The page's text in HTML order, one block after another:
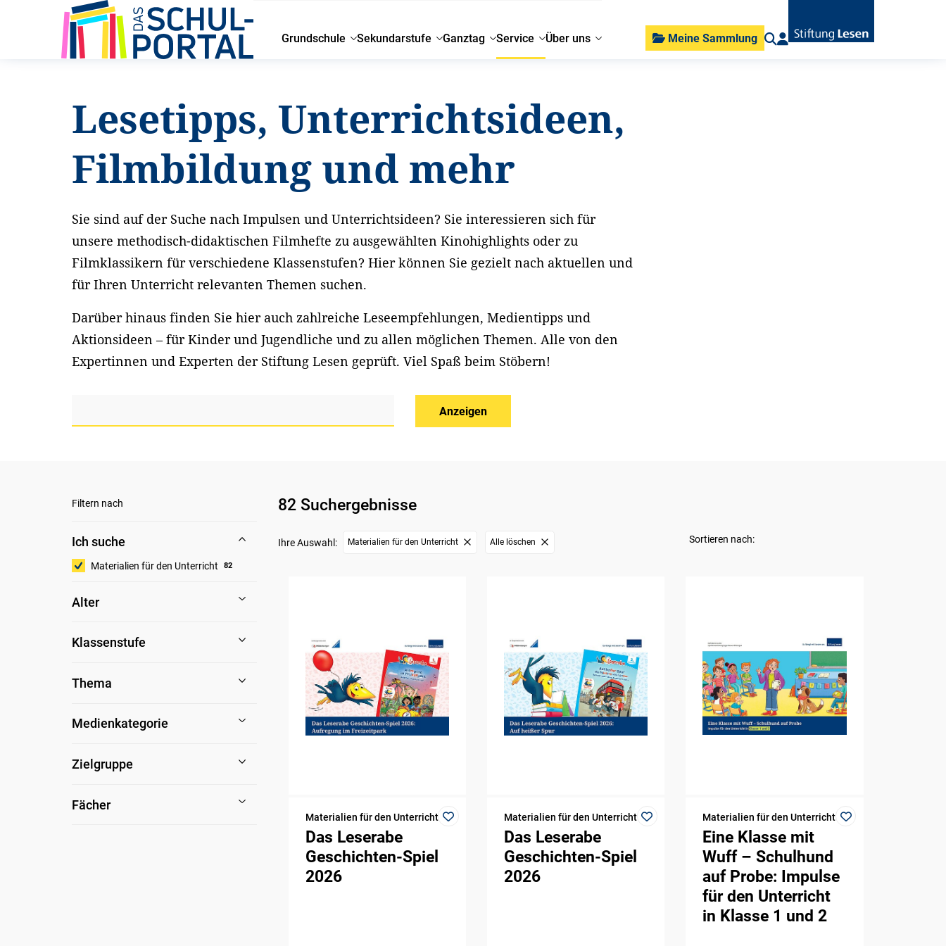
Grundschule Sekundarstufe Ganztag Service Über uns Meine Sammlung
Startseite Service Lesetipps und Unterrichtsideen
Lesetipps, Unterrichtsideen,
Filmbildung und mehr
Sie sind auf der Suche nach Impulsen und Unterrichtsideen? Sie interessieren sich für
unsere methodisch-didaktischen Filmhefte zu ausgewählten Kinohighlights oder zu
Filmklassikern für verschiedene Klassenstufen? Hier können Sie gezielt nach aktuellen und
für Ihren Unterricht relevanten Themen suchen.
Darüber hinaus finden Sie hier auch zahlreiche Leseempfehlungen, Medientipps und
Aktionsideen – für Kinder und Jugendliche und zu allen möglichen Themen. Alle von den
Expertinnen und Experten der Stiftung Lesen geprüft. Viel Spaß beim Stöbern!
Anzeigen
Filtern nach
Ich suche
Materialien für den Unterricht 82
Alter
Klassenstufe
Thema
Medienkategorie
Zielgruppe
Fächer
82 Suchergebnisse
Ihre Auswahl: Materialien für den Unterricht Alle löschen Sortieren nach:
Materialien für den Unterricht
Das Leserabe
Geschichten-Spiel
2026
Materialien für den Unterricht
Das Leserabe
Geschichten-Spiel
2026
Materialien für den Unterricht
Eine Klasse mit
Wuff – Schulhund
auf Probe: Impulse
für den Unterricht
in Klasse 1 und 2